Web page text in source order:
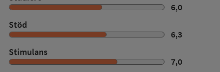
6,0
Stöd
6,3
Stimulans
7,0